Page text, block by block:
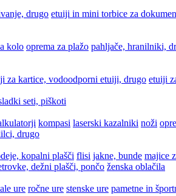
drugo etuiji in mini torbice za
kolo oprema za plažo pahljače, hranilniki,
za kartice, vodoodporni etuiji, drugo etuiji
seti, piškoti
kompasi laserski kazalniki noži
drugo
kopalni plašči flisi jakne, bunde majice
dežni plašči, pončo ženska oblačila
ure ročne ure stenske ure pametne in